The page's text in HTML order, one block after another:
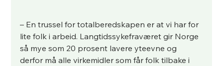
– En trussel for totalberedskapen er at vi har for
lite folk i arbeid. Langtidssykefraværet gir Norge
så mye som 20 prosent lavere yteevne og
derfor må alle virkemidler som får folk tilbake i